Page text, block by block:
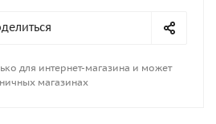
для интернет-магазина и может
магазинах